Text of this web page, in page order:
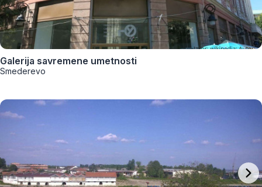
Galerija savremene umetnosti
Smederevo